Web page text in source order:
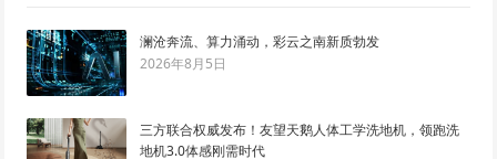
澜沧奔流、算力涌动，彩云之南新质勃发
2026年8月5日
三方联合权威发布！友望天鹅人体工学洗地机，领跑洗
地机3.0体感刚需时代